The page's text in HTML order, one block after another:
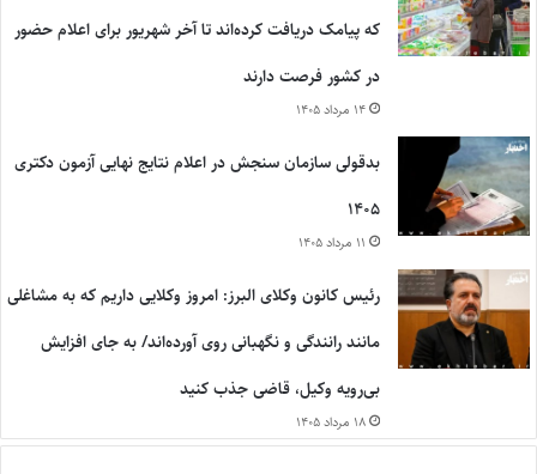
که پیامک دریافت کرده‌اند تا آخر شهریور برای اعلام حضور
در کشور فرصت دارند
۱۴ مرداد ۱۴۰۵
بدقولی سازمان سنجش در اعلام نتایج نهایی آزمون دکتری
۱۴۰۵
۱۱ مرداد ۱۴۰۵
رئیس کانون وکلای البرز: امروز وکلایی داریم که به مشاغلی
مانند رانندگی و نگهبانی روی آورده‌اند/ به جای افزایش
بی‌رویه وکیل، قاضی جذب کنید
۱۸ مرداد ۱۴۰۵